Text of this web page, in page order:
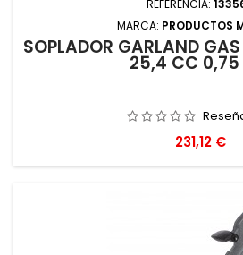
REFERENCIA:
MARCA: PRODUCTOS
SOPLADOR GARLAND
25,4 CC 0,75
Precio
231,12 €